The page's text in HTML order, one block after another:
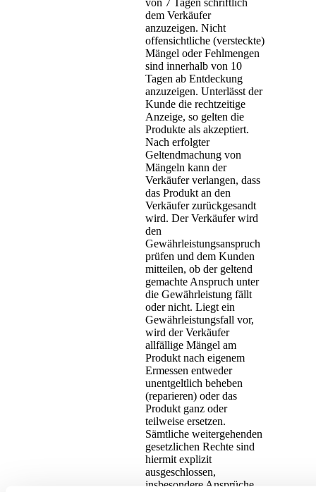
von 7 Tagen schriftlich
dem Verkäufer
anzuzeigen. Nicht
offensichtliche (versteckte)
Mängel oder Fehlmengen
sind innerhalb von 10
Tagen ab Entdeckung
anzuzeigen. Unterlässt der
Kunde die rechtzeitige
Anzeige, so gelten die
Produkte als akzeptiert.
Nach erfolgter
Geltendmachung von
Mängeln kann der
Verkäufer verlangen, dass
das Produkt an den
Verkäufer zurückgesandt
wird. Der Verkäufer wird
den
Gewährleistungsanspruch
prüfen und dem Kunden
mitteilen, ob der geltend
gemachte Anspruch unter
die Gewährleistung fällt
oder nicht. Liegt ein
Gewährleistungsfall vor,
wird der Verkäufer
allfällige Mängel am
Produkt nach eigenem
Ermessen entweder
unentgeltlich beheben
(reparieren) oder das
Produkt ganz oder
teilweise ersetzen.
Sämtliche weitergehenden
gesetzlichen Rechte sind
hiermit explizit
ausgeschlossen,
insbesondere Ansprüche